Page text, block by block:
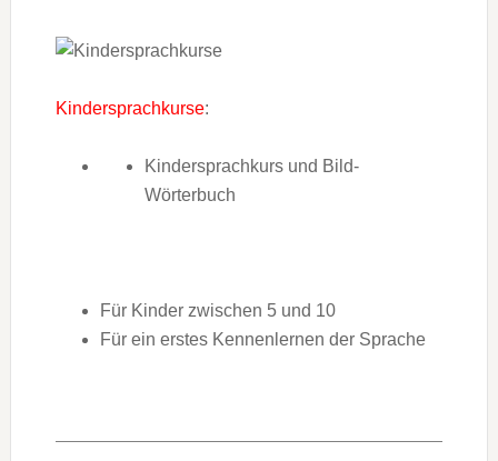
Kindersprachkurse:
Kindersprachkurs und Bild-
Wörterbuch
Für Kinder zwischen 5 und 10
Für ein erstes Kennenlernen der Sprache